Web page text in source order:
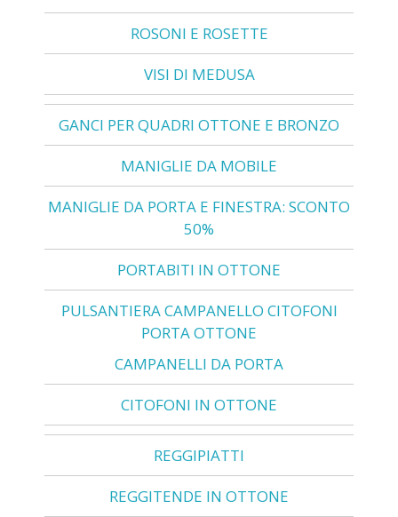
ROSONI E ROSETTE
VISI DI MEDUSA
GANCI PER QUADRI OTTONE E BRONZO
MANIGLIE DA MOBILE
MANIGLIE DA PORTA E FINESTRA: SCONTO
50%
PORTABITI IN OTTONE
PULSANTIERA CAMPANELLO CITOFONI
PORTA OTTONE
CAMPANELLI DA PORTA
CITOFONI IN OTTONE
REGGIPIATTI
REGGITENDE IN OTTONE